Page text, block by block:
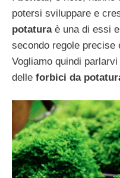
potersi sviluppare e
potaturaè una di essi
secondo regole precise
Vogliamo quindi
delle forbici da